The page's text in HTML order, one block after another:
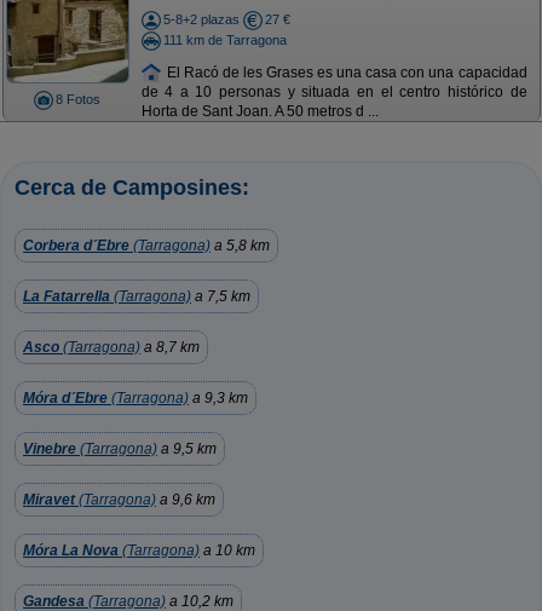
8 Fotos
5-8+2 plazas
27 €
111 km de Tarragona
El Racó de les Grases es una casa con una capacidad
de 4 a 10 personas y situada en el centro histórico de
Horta de Sant Joan. A 50 metros d ...
Cerca de Camposines:
Corbera d´Ebre (Tarragona) a 5,8 km
La Fatarrella (Tarragona) a 7,5 km
Asco (Tarragona) a 8,7 km
Móra d´Ebre (Tarragona) a 9,3 km
Vinebre (Tarragona) a 9,5 km
Miravet(Tarragona) a 9,6 km
Móra La Nova (Tarragona) a 10 km
Gandesa (Tarragona) a 10,2 km